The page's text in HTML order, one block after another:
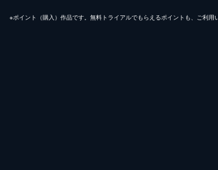
※ポイント（購⼊）作品です。無料トライアルでもらえるポイントも、ご利⽤